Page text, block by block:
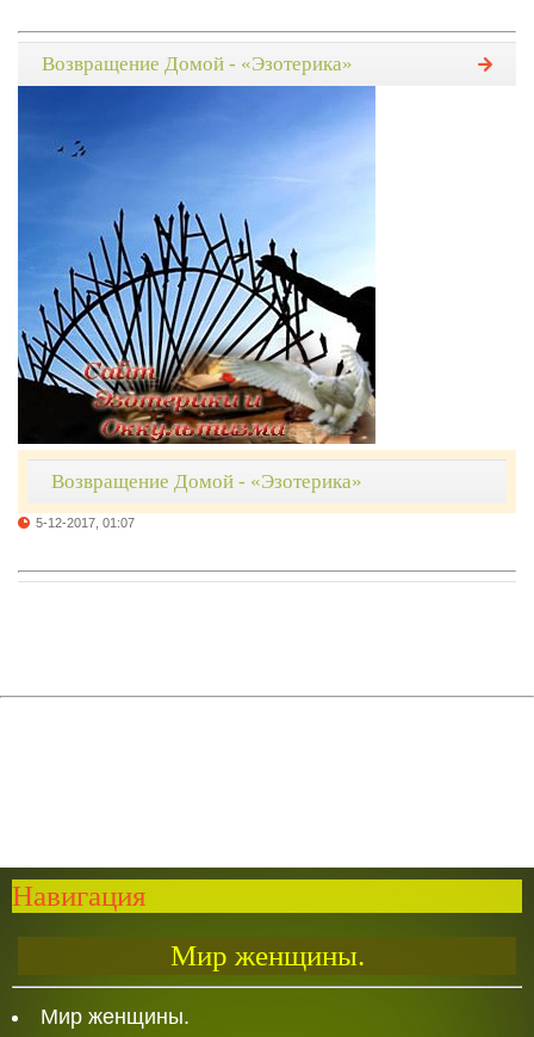
Возвращение Домой - «Эзотерика»
Возвращение Домой - «Эзотерика»
5-12-2017, 01:07
Навигация
Мир женщины.
Мир женщины.